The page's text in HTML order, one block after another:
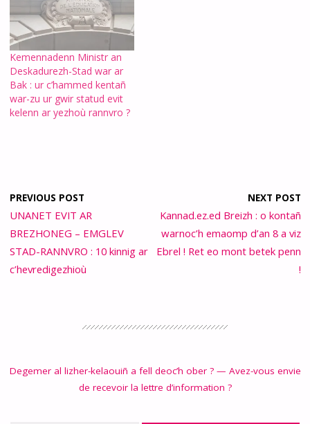
Kemennadenn Ministr an
Deskadurezh-Stad war ar
Bak : ur c’hammed kentañ
war-zu ur gwir statud evit
kelenn ar yezhoù rannvro ?
PREVIOUS POST
UNANET EVIT AR
BREZHONEG – EMGLEV
STAD-RANNVRO : 10 kinnig ar
c’hevredigezhioù
NEXT POST
Kannad.ez.ed Breizh : o kontañ
warnoc’h emaomp d’an 8 a viz
Ebrel ! Ret eo mont betek penn
!
Degemer al lizher-kelaouiñ a fell deoc’h ober ? — Avez-vous envie
de recevoir la lettre d’information ?